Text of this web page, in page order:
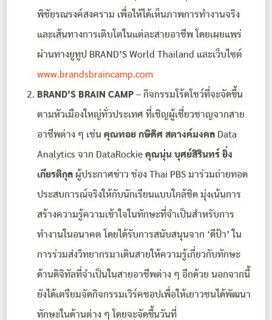
พิชัยรณรงค์สงคราม เพื่อให้ได้เห็นภาพการทำงานจริง
และเส้นทางการเติบโตในแต่ละสายอาชีพ โดยเผยแพร่
ผ่านทางยูทูป BRAND’S World Thailand และเว็บไซต์
www.brandsbraincamp.com
BRAND’S BRAIN CAMP – กิจกรรมโร้ดโชว์ที่จะจัดขึ้น
ตามหัวเมืองใหญ่ทั่วประเทศ ที่เชิญผู้เชี่ยวชาญจากสาย
อาชีพต่าง ๆ เช่นคุณทอย กษิดิศ สตางค์มงคล Data
Analytics จาก DataRockieคุณนุ่น บุศย์สิรินทร์ ยิ่ง
เกียรติกุล ผู้ประกาศข่าว ช่อง Thai PBS มาร่วมถ่ายทอด
ประสบการณ์จริงให้กับนักเรียนแบบใกล้ชิด มุ่งเน้นการ
สร้างความรู้ความเข้าใจในทักษะที่จำเป็นสำหรับการ
ทำงานในอนาคต โดยได้รับการสนับสนุนจาก ‘ดีป้า’ ใน
การร่วมส่งวิทยากรมาเดินสายให้ความรู้เกี่ยวกับทักษะ
ด้านดิจิทัลที่จำเป็นในสายอาชีพต่าง ๆ อีกด้วย นอกจากนี้
ยังได้เตรียมจัดกิจกรรมเวิร์คชอปเพื่อให้เยาวชนได้พัฒนา
ทักษะในด้านต่าง ๆ โดยจะจัดขึ้นวันที่